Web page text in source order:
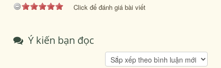
Click để đánh giá bài viết
Ý kiến bạn đọc